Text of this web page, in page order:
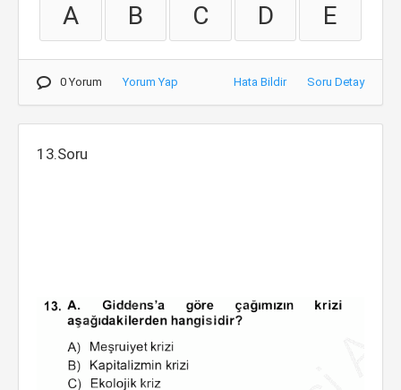
A B C D E
0 Yorum Yorum Yap Hata Bildir Soru Detay
13.Soru